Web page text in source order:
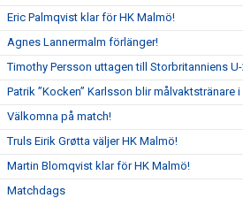
Eric Palmqvist klar för HK Malmö!
Agnes Lannermalm förlänger!
Timothy Persson uttagen till Storbritanniens
Patrik ”Kocken” Karlsson blir målvaktstränare
Välkomna på match!
Truls Eirik Grøtta väljer HK Malmö!
Martin Blomqvist klar för HK Malmö!
Matchdags